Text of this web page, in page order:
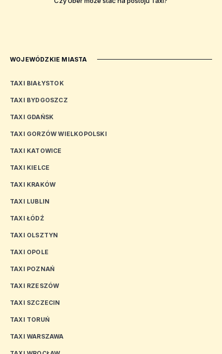
WOJEWÓDZKIE MIASTA
TAXI BIAŁYSTOK
TAXI BYDGOSZCZ
TAXI GDAŃSK
TAXI GORZÓW WIELKOPOLSKI
TAXI KATOWICE
TAXI KIELCE
TAXI KRAKÓW
TAXI LUBLIN
TAXI ŁÓDŹ
TAXI OLSZTYN
TAXI OPOLE
TAXI POZNAŃ
TAXI RZESZÓW
TAXI SZCZECIN
TAXI TORUŃ
TAXI WARSZAWA